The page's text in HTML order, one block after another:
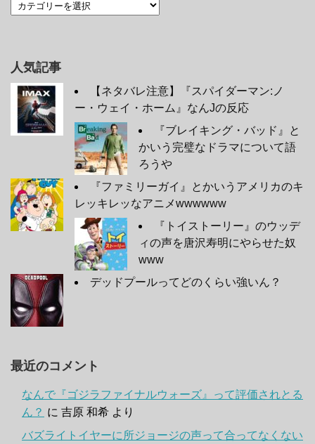
人気記事
【ネタバレ注意】『スパイダーマン:ノ
ー・ウェイ・ホーム』なんJの反応
『ブレイキング・バッド』と
かいう完璧なドラマについて語
ろうや
『ファミリーガイ』とかいうアメリカのキ
レッキレッなアニメwwwwww
『トイストーリー』のウッデ
ィの声を唐沢寿明にやらせた奴
www
デッドプールってどのくらい強いん？
最近のコメント
なんで『ゴジラファイナルウォーズ』って評価されとる
ん？ に 吉原 和希 より
バズライトイヤーに所ジョージの声って合ってなくない